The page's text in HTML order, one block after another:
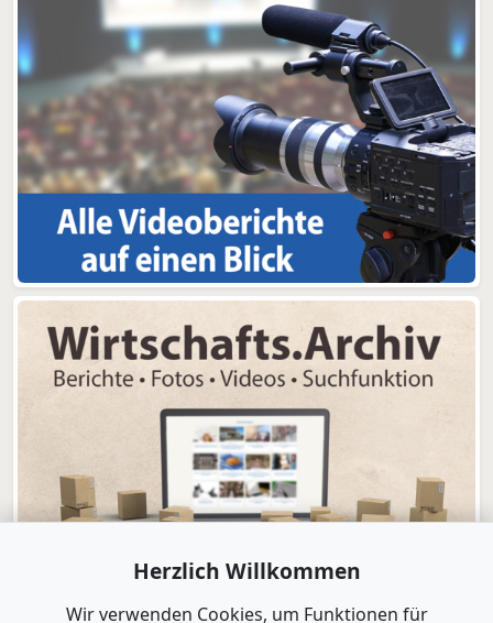
Herzlich Willkommen
Wir verwenden Cookies, um Funktionen für